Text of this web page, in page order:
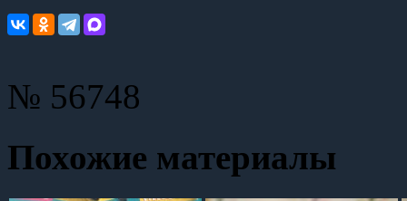
№ 56748
Похожие материалы